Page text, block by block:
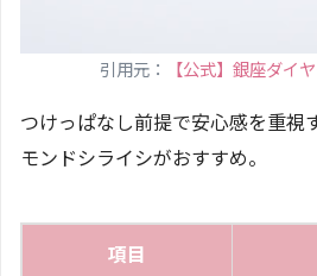
引用元： 【公式】銀座ダイ
つけっぱなし前提で安心感を重視
モンドシライシがおすすめ。
項目